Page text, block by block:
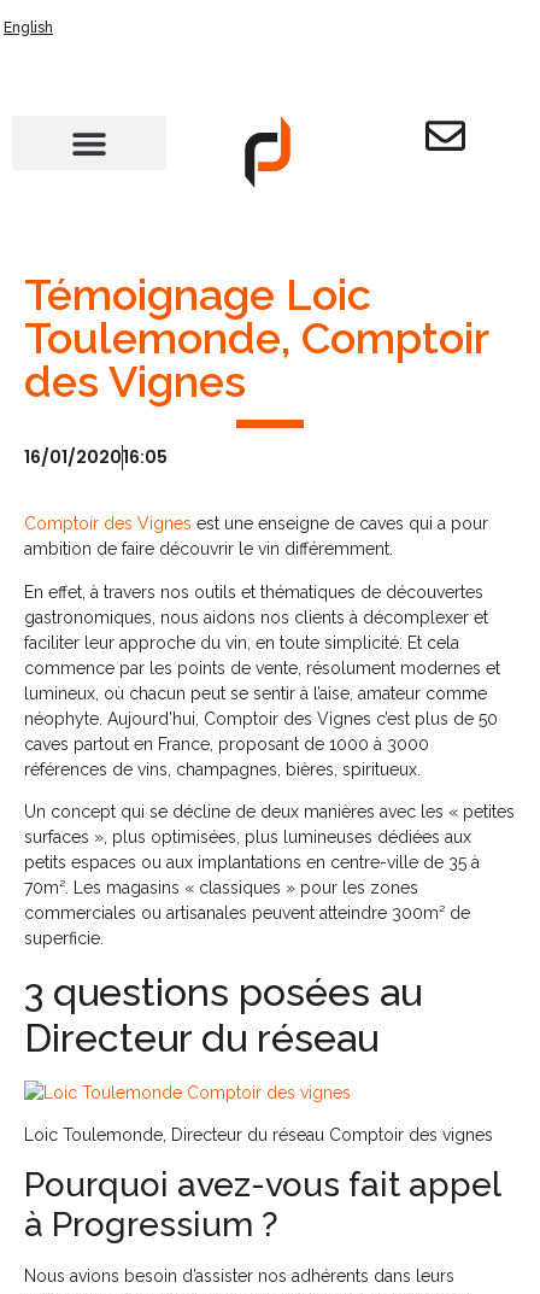
English
Témoignage Loic
Toulemonde, Comptoir
des Vignes
16/01/202016:05
Comptoir des Vignes est une enseigne de caves qui a pour
ambition de faire découvrir le vin différemment.
En effet, à travers nos outils et thématiques de découvertes
gastronomiques, nous aidons nos clients à décomplexer et
faciliter leur approche du vin, en toute simplicité. Et cela
commence par les points de vente, résolument modernes et
lumineux, où chacun peut se sentir à l’aise, amateur comme
néophyte. Aujourd’hui, Comptoir des Vignes c’est plus de 50
caves partout en France, proposant de 1000 à 3000
références de vins, champagnes, bières, spiritueux.
Un concept qui se décline de deux manières avec les « petites
surfaces », plus optimisées, plus lumineuses dédiées aux
petits espaces ou aux implantations en centre-ville de 35 à
70m². Les magasins « classiques » pour les zones
commerciales ou artisanales peuvent atteindre 300m² de
superficie.
3 questions posées au
Directeur du réseau
Loic Toulemonde, Directeur du réseau Comptoir des vignes
Pourquoi avez-vous fait appel
à Progressium ?
Nous avions besoin d’assister nos adhérents dans leurs